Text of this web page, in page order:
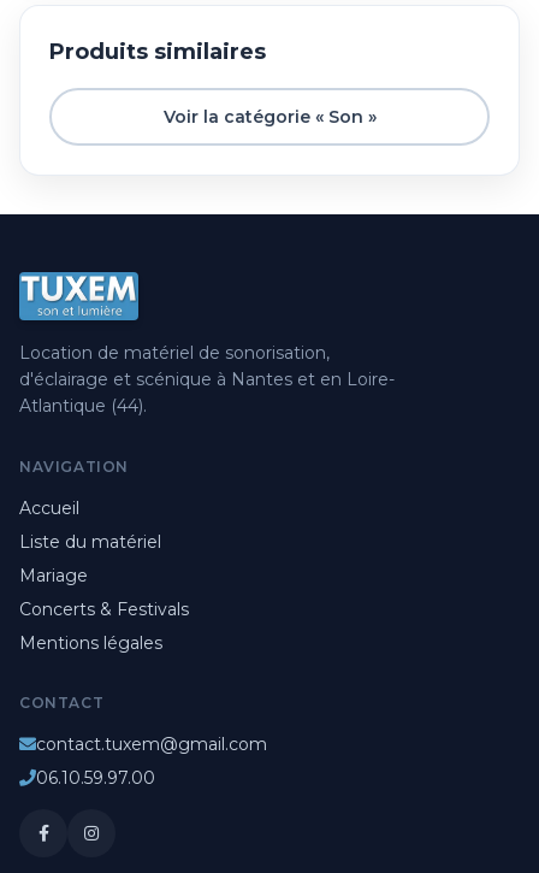
Produits similaires
Voir la catégorie « Son »
Location de matériel de sonorisation,
d'éclairage et scénique à Nantes et en Loire-
Atlantique (44).
NAVIGATION
Accueil
Liste du matériel
Mariage
Concerts & Festivals
Mentions légales
CONTACT
contact.tuxem@gmail.com
06.10.59.97.00